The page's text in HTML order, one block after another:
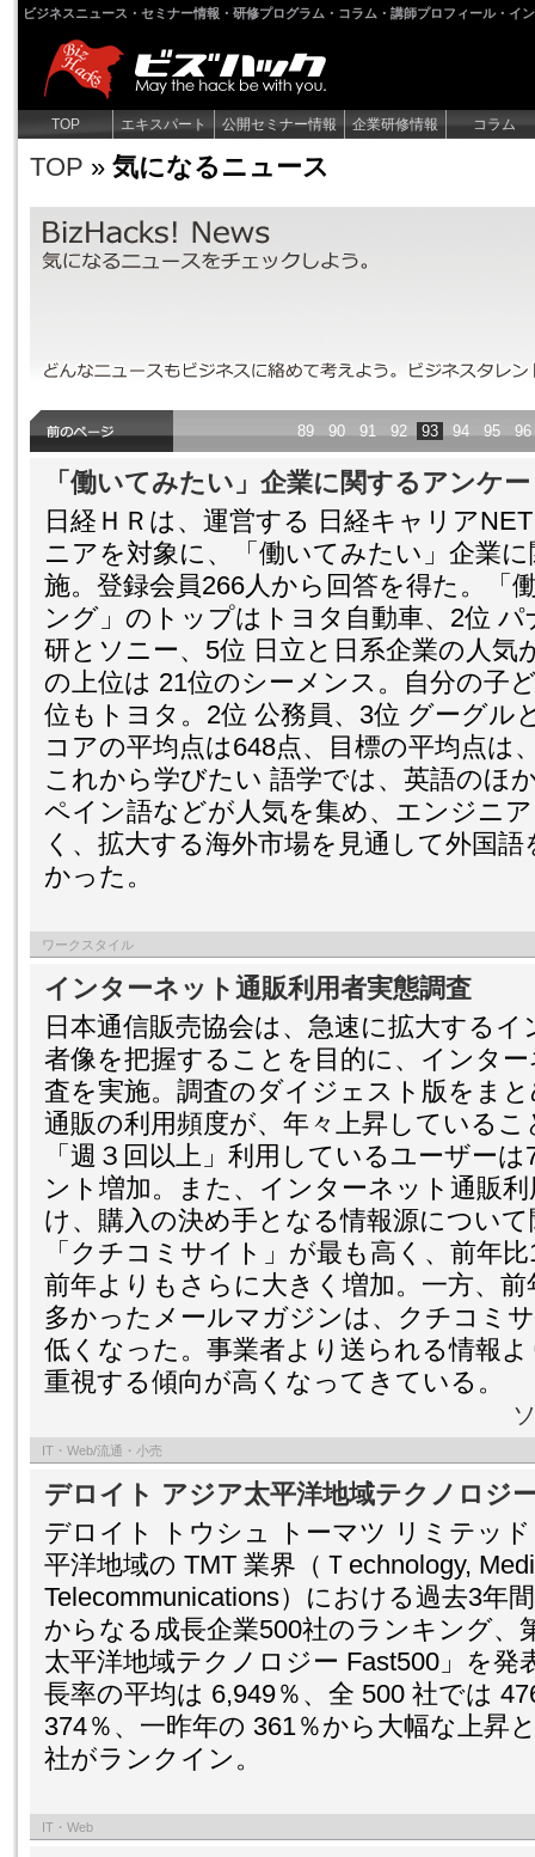
ビジネスニュース・セミナー情報・研修プログラム・コラム・講師プロフィール・イ
TOP エキスパート 公開セミナー情報 企業研修情報 コラム
TOP » 気になるニュース
気になるニュース
気になるニュースをチェックしよう。どんなニュースもビジネス
なろう！
89 90 91 92 93 94 95 96
「働いてみたい」企業に関するアンケ
日経ＨＲは、運営する 日経キャリア
ニアを対象に、「働いてみたい」企業
施。登録会員266人から回答を得た。「
ング」のトップはトヨタ自動車、2位
研とソニー、5位 日立と日系企業の人気
の上位は 21位のシーメンス。自分の子
位もトヨタ。2位 公務員、3位 グーグル
コアの平均点は648点、目標の平均点は
これから学びたい 語学では、英語のほ
ペイン語などが人気を集め、エンジニ
く、拡大する海外市場を見通して外国
かった。
ワークスタイル
インターネット通販利用者実態調査
日本通信販売協会は、急速に拡大する
者像を把握することを目的に、インタ
査を実施。調査のダイジェスト版をま
通販の利用頻度が、年々上昇している
「週３回以上」利用しているユーザー
ント増加。また、インターネット通販
け、購入の決め手となる情報源につい
「クチコミサイト」が最も高く、前年
前年よりもさらに大きく増加。一方、
多かったメールマガジンは、クチコミ
低くなった。事業者より送られる情報
重視する傾向が高くなってきている。
IT・Web/流通・小売
デロイト アジア太平洋地域テクノロジ
デロイト トウシュ トーマツ リミテッ
平洋地域の TMT 業界（Ｔechnology,
Telecommunications）における過去3年
からなる成長企業500社のランキング、
太平洋地域テクノロジー Fast500」を発
長率の平均は 6,949％、全 500 社では
374％、一昨年の 361％から大幅な上昇
社がランクイン。
IT・Web